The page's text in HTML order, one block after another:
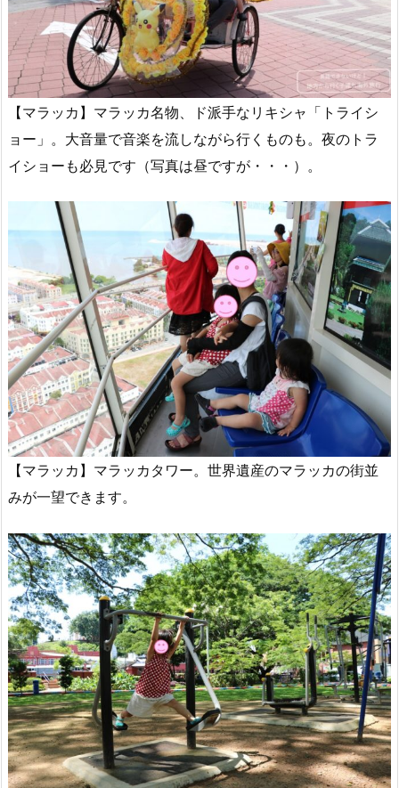
【マラッカ】マラッカ名物、ド派手なリキシャ「トライシ
ョー」。大音量で音楽を流しながら行くものも。夜のトラ
イショーも必見です（写真は昼ですが・・・）。
【マラッカ】マラッカタワー。世界遺産のマラッカの街並
みが一望できます。